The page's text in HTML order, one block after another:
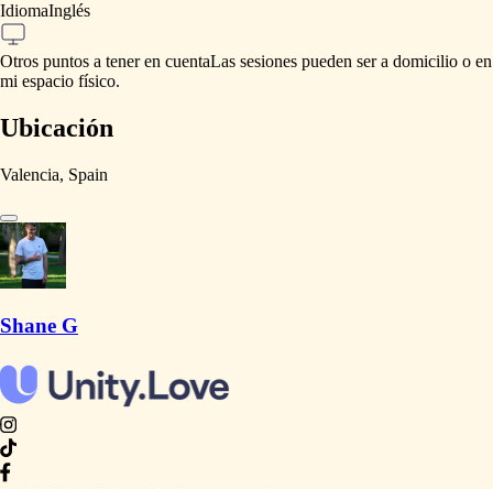
IdiomaInglés
Otros puntos a tener en cuentaLas sesiones pueden ser a domicilio o en
mi espacio físico.
Ubicación
Valencia, Spain
Shane G